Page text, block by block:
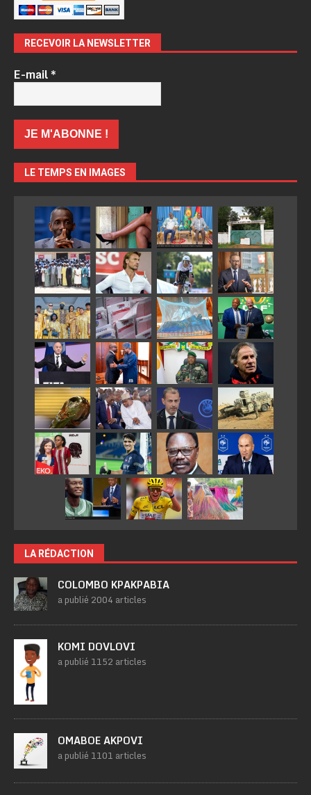
RECEVOIR LA NEWSLETTER
E-mail*
LE TEMPS EN IMAGES
LA RÉDACTION
COLOMBO KPAKPABIA
a publié 2004 articles
KOMI DOVLOVI
a publié 1152 articles
OMABOE AKPOVI
a publié 1101 articles